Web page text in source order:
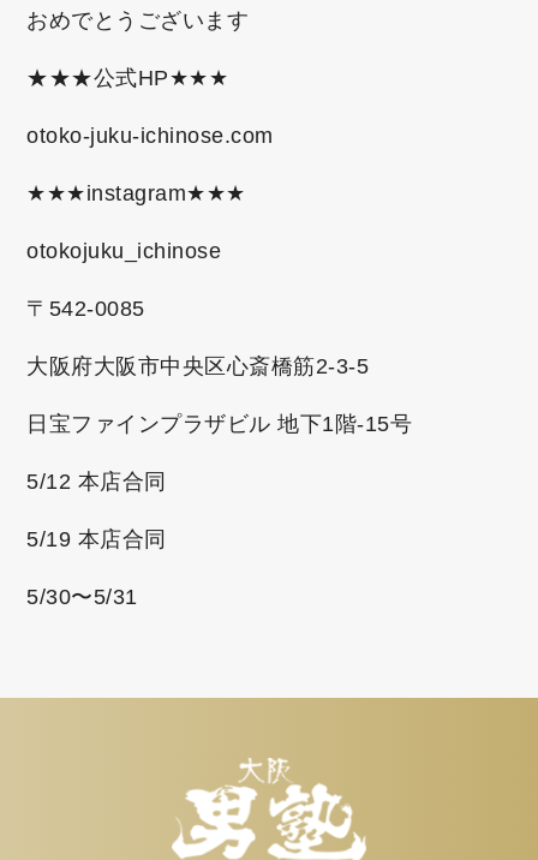
おめでとうございます
★★★公式HP★★★
otoko-juku-ichinose.com
★★★instagram★★★
otokojuku_ichinose
〒542-0085
大阪府大阪市中央区心斎橋筋2-3-5
日宝ファインプラザビル 地下1階-15号
5/12 本店合同
5/19 本店合同
5/30〜5/31